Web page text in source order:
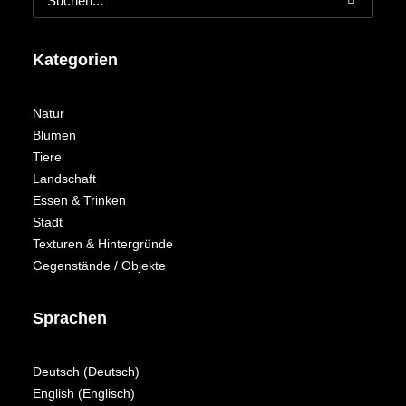
Kategorien
Natur
Blumen
Tiere
Landschaft
Essen & Trinken
Stadt
Texturen & Hintergründe
Gegenstände / Objekte
Sprachen
Deutsch (Deutsch)
English (Englisch)